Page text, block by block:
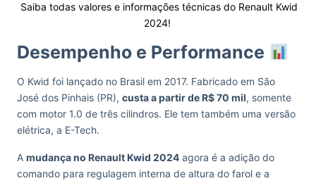
Saiba todas valores e informações técnicas do Renault Kwid
2024!
Desempenho e Performance
O Kwid foi lançado no Brasil em 2017. Fabricado em São
José dos Pinhais (PR), custa a partir de R$ 70 mil, somente
com motor 1.0 de três cilindros. Ele tem também uma versão
elétrica, a E-Tech.
A mudança no Renault Kwid 2024 agora é a adição do
comando para regulagem interna de altura do farol e a